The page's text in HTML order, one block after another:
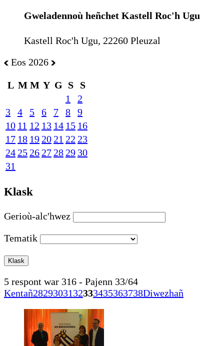
Gweladennoù heñchet Kastell Roc'h Ugu
Kastell Roc'h Ugu, 22260 Pleuzal
Eos 2026
L M M Y G S
S
1
2
3
4 5 6 7 8
9
10 11 12 13 14 15 16
17 18 19 20 21 22 23
24 25 26 27 28 29 30
31
Klask
Gerioù-alc'hwez
Tematik
5 respont war 316 - Pajenn 33/64
Kentañ2829303132333435363738Diwezhañ